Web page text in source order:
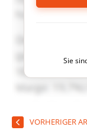
Sie
VORHERIGER